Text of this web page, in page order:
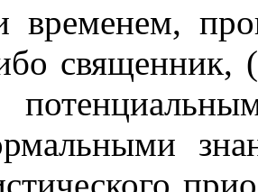
временем,
священник,